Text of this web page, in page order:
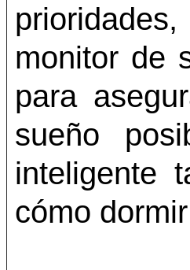
monitor de
para
sueño
inteligente
cómo